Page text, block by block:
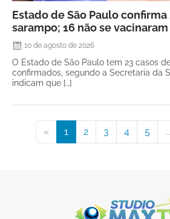
Estado de São Paulo confirma
sarampo; 16 não se vacinaram
10 de agosto de 2026
O Estado de São Paulo tem 23 casos
confirmados, segundo a Secretaria da
indicam que […]
« 1 2 3 4 5 ...